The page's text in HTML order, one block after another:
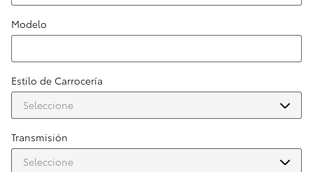
Modelo
Estilo de Carrocería
Transmisión